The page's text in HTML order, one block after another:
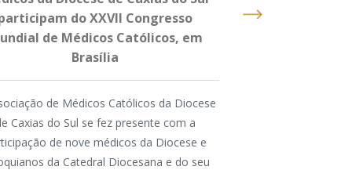
do XXVII Congresso
de Médicos Católicos, em
Brasília
de Médicos Católicos da Diocese
Caxias do Sul se fez presente com a
de nove médicos da Diocese e
da Catedral Diocesana e do seu
da Pastoral da